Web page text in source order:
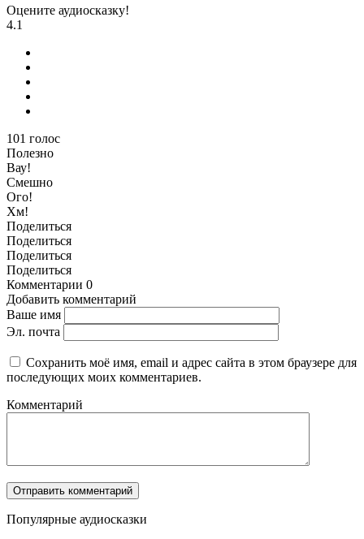
Оцените аудиосказку!
4.1
101 голос
Полезно
Вау!
Смешно
Ого!
Хм!
Поделиться
Поделиться
Поделиться
Поделиться
Комментарии 0
Добавить комментарий
Ваше имя
Эл. почта
Сохранить моё имя, email и адрес сайта в этом браузере для
последующих моих комментариев.
Комментарий
Популярные аудиосказки